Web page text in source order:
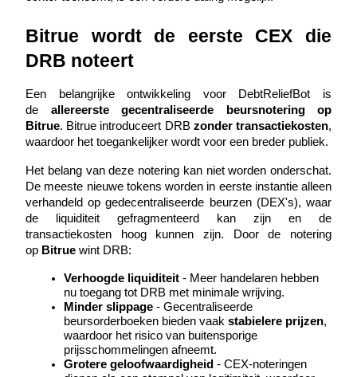
Launchpool
Bitrue wordt de eerste CEX die
DRB noteert
Een belangrijke ontwikkeling voor DebtReliefBot is
de allereerste gecentraliseerde beursnotering op
Bitrue. Bitrue introduceert DRB zonder transactiekosten,
waardoor het toegankelijker wordt voor een breder publiek.
Het belang van deze notering kan niet worden onderschat.
De meeste nieuwe tokens worden in eerste instantie alleen
verhandeld op gedecentraliseerde beurzen (DEX's), waar
de liquiditeit gefragmenteerd kan zijn en de
transactiekosten hoog kunnen zijn. Door de notering
op Bitrue wint DRB:
Verhoogde liquiditeit - Meer handelaren hebben
nu toegang tot DRB met minimale wrijving.
Minder slippage - Gecentraliseerde
beursorderboeken bieden vaak stabielere prijzen,
waardoor het risico van buitensporige
prijsschommelingen afneemt.
Grotere geloofwaardigheid - CEX-noteringen